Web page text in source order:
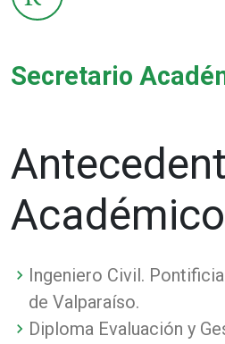
Secretario
Ingeniero Civil.
de Valparaíso.
Diploma Evaluación y